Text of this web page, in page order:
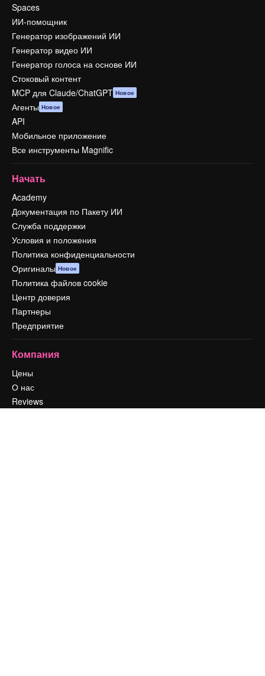
Spaces
ИИ-помощник
Генератор изображений ИИ
Генератор видео ИИ
Генератор голоса на основе ИИ
Стоковый контент
MCP для Claude/ChatGPT Новое
Агенты Новое
API
Мобильное приложение
Все инструменты Magnific
Начать
Academy
Документация по Пакету ИИ
Служба поддержки
Условия и положения
Политика конфиденциальности
Оригиналы Новое
Политика файлов cookie
Центр доверия
Партнеры
Предприятие
Компания
Цены
О нас
Reviews